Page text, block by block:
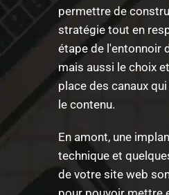
permettre de
stratégie tout en
étape de l'entonnoir
mais aussi le choix
place des canaux
le contenu.
En amont, une
technique et
de votre site web